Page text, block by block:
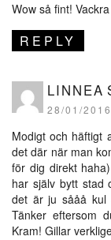
Wow så fint!
REPLY
LINNEA
28/01/
Modigt och häftigt
det där när man
för dig direkt
har själv bytt stad
det är ju sååå kul
Tänker eftersom
Kram! Gillar